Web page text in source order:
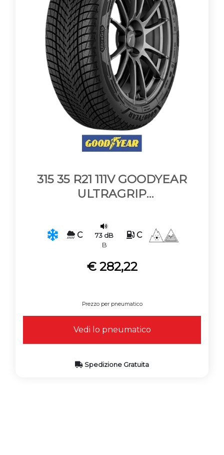
315 35 R21 111V GOODYEAR
ULTRAGRIP
EVR BSW M+S 3PMSF
C
73 dB
B
C
€ 282,22
Prezzo per pneumatico
Vedi lo pneumatico
Spedizione Gratuita